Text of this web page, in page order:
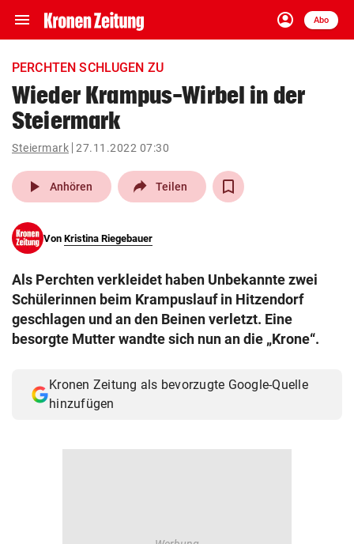
menu Navigation
ein-/ausklappen
account_circle
Anmelden
Abo
close Schließen
account_circle Anmelden
pin_drop
Wien arrow_right
search
eingeben
Muthgasse 2, 1190 Wien
PERCHTEN SCHLUGEN ZU
Wieder Krampus-Wirbel in der
Steiermark
Steiermark 27.11.2022 07:30
play_arrow Anhören Teilen
Von Kristina Riegebauer
Als Perchten verkleidet haben Unbekannte zwei
Schülerinnen beim Krampuslauf in Hitzendorf
geschlagen und an den Beinen verletzt. Eine
besorgte Mutter wandte sich nun an die „Krone“.
Kronen Zeitung als bevorzugte Google-Quelle
hinzufügen